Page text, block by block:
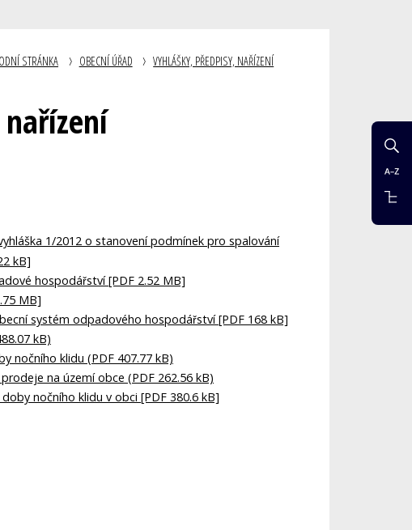
STRÁNKA OBECNÍ ÚŘAD VYHLÁŠKY, PŘEDPISY, NAŘÍZENÍ
1/2012 o stanovení podmínek pro spalování
kB]
hospodářství [PDF 2.52 MB]
MB]
systém odpadového hospodářství [PDF 168 kB]
kB)
nočního klidu (PDF 407.77 kB)
na území obce (PDF 262.56 kB)
nočního klidu v obci [PDF 380.6 kB]